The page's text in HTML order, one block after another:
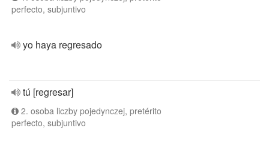
perfecto, subjuntivo
yo haya regresado
tú [regresar]
2. osoba liczby pojedynczej, pretérito
perfecto, subjuntivo